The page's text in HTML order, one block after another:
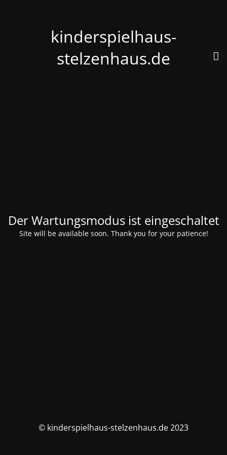
kinderspielhaus-
stelzenhaus.de
Der Wartungsmodus ist eingeschaltet
Site will be available soon. Thank you for your patience!
© kinderspielhaus-stelzenhaus.de 2023